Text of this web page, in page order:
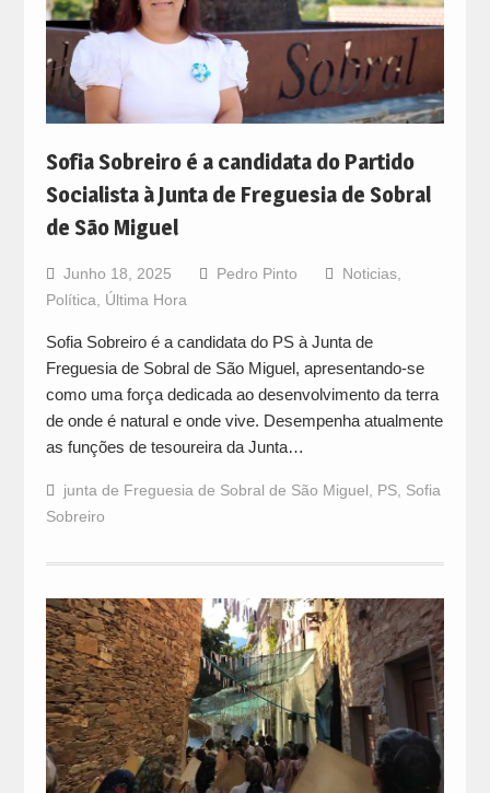
Sofia Sobreiro é a candidata do Partido
Socialista à Junta de Freguesia de Sobral
de São Miguel
Junho 18, 2025 Pedro Pinto Noticias,
Política
Última Hora
Sofia Sobreiro é a candidata do PS à Junta de
Freguesia de Sobral de São Miguel, apresentando-se
como uma força dedicada ao desenvolvimento da terra
de onde é natural e onde vive. Desempenha atualmente
as funções de tesoureira da Junta…
junta de Freguesia de Sobral de São Miguel PS, Sofia
Sobreiro